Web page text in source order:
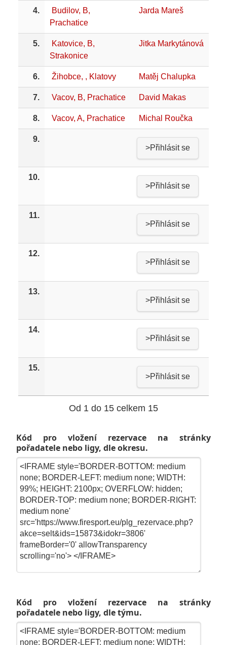
4.
Budilov, B,
Prachatice
Jarda Mareš
5.
Katovice, B,
Strakonice
Jitka Markytánová
6. Žihobce, , Klatovy Matěj Chalupka
7. Vacov, B, Prachatice David Makas
8. Vacov, A, Prachatice Michal Roučka
9.
>Přihlásit se
10.
>Přihlásit se
11.
>Přihlásit se
12.
>Přihlásit se
13.
>Přihlásit se
14.
>Přihlásit se
15.
>Přihlásit se
Od 1 do 15 celkem 15
Kód pro vložení rezervace na stránky
pořadatele nebo ligy, dle okresu.
Kód pro vložení rezervace na stránky
pořadatele nebo ligy, dle týmu.